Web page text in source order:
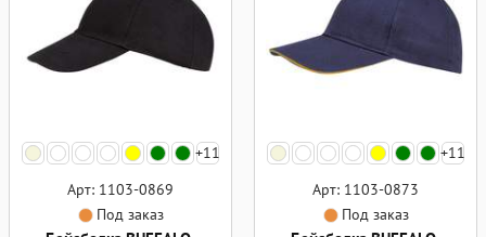
+11
Арт: 1103-0869
Под заказ
+11
Арт: 1103-0873
Под заказ